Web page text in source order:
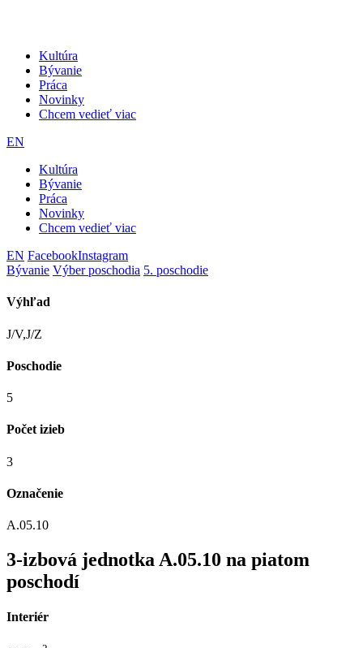
Kultúra
Bývanie
Práca
Novinky
Chcem vedieť viac
EN
Kultúra
Bývanie
Práca
Novinky
Chcem vedieť viac
EN FacebookInstagram
Bývanie Výber poschodia 5. poschodie
Výhľad
J/V,J/Z
Poschodie
5
Počet izieb
3
Označenie
A.05.10
3-izbová jednotka A.05.10 na piatom
poschodí
Interiér